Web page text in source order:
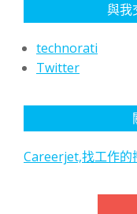
與我
technorati
Twitter
Careerjet,找工作的